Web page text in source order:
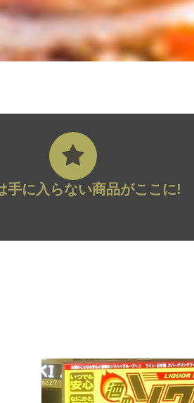
手に入らない商品がここに!